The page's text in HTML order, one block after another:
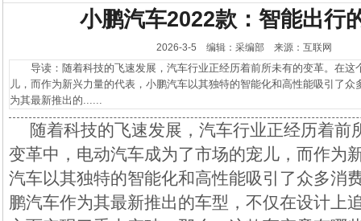
小鹏汽车2022款：智能出行
2026-3-5 编辑：采编部 来源：互联网
导读：随着科技的飞速发展，汽车行业正经历着前所未有的变革。在这
儿，而作为新兴力量的代表，小鹏汽车以其独特的智能化和高性能吸引了
为其最新推出的......
随着科技的飞速发展，汽车行业正经历着前
变革中，电动汽车成为了市场的宠儿，而作为
汽车以其独特的智能化和高性能吸引了众多消
鹏汽车作为其最新推出的车型，不仅在设计上